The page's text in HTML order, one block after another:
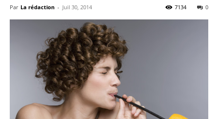
Par La rédaction - Juil 30, 2014 0
7134